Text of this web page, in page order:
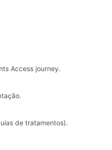
Access journey.
de tratamentos).